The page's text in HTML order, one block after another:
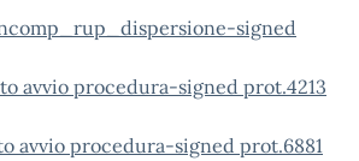
signed
avvio procedura-signed prot.4213
avvio procedura-signed prot.6881